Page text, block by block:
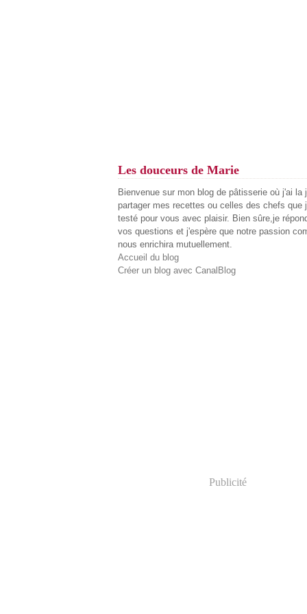
Les douceurs de Marie
Bienvenue sur mon blog de pâtisserie où j'ai la
partager mes recettes ou celles des chefs que
testé pour vous avec plaisir. Bien sûre,je
vos questions et j'espère que notre passion
nous enrichira mutuellement.
Accueil du blog
Créer un blog avec CanalBlog
Publicité